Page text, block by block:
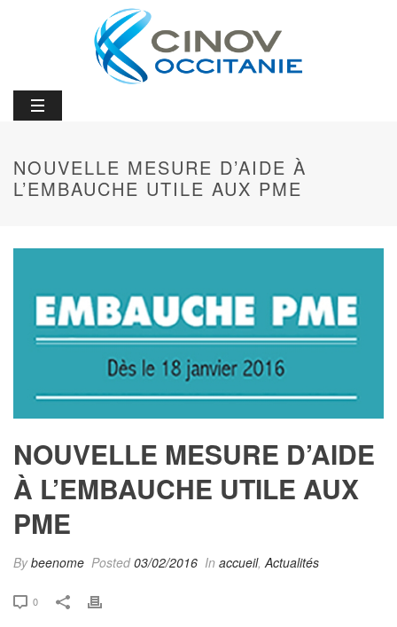
NOUVELLE MESURE D’AIDE À
L’EMBAUCHE UTILE AUX PME
NOUVELLE MESURE D’AIDE
À L’EMBAUCHE UTILE AUX
PME
Bybeenome Posted03/02/2016 In accueil, Actualités
0